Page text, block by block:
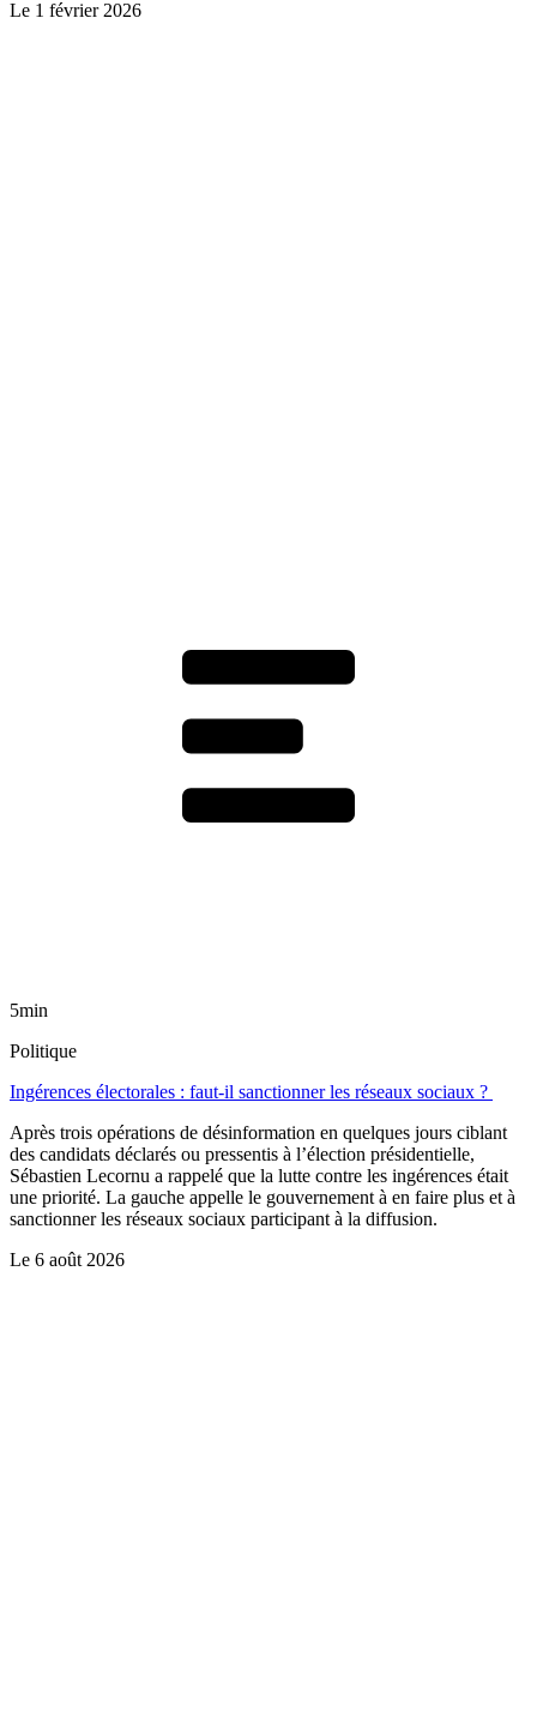
Le 1 février 2026
5min
Politique
Ingérences électorales : faut-il sanctionner les réseaux sociaux ?
Après trois opérations de désinformation en quelques jours ciblant
des candidats déclarés ou pressentis à l’élection présidentielle,
Sébastien Lecornu a rappelé que la lutte contre les ingérences était
une priorité. La gauche appelle le gouvernement à en faire plus et à
sanctionner les réseaux sociaux participant à la diffusion.
Le 6 août 2026